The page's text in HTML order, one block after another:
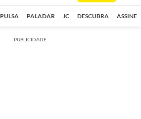
PULSA PALADAR JC DESCUBRA ASSINE
PUBLICIDADE